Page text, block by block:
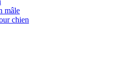
mâle
chien